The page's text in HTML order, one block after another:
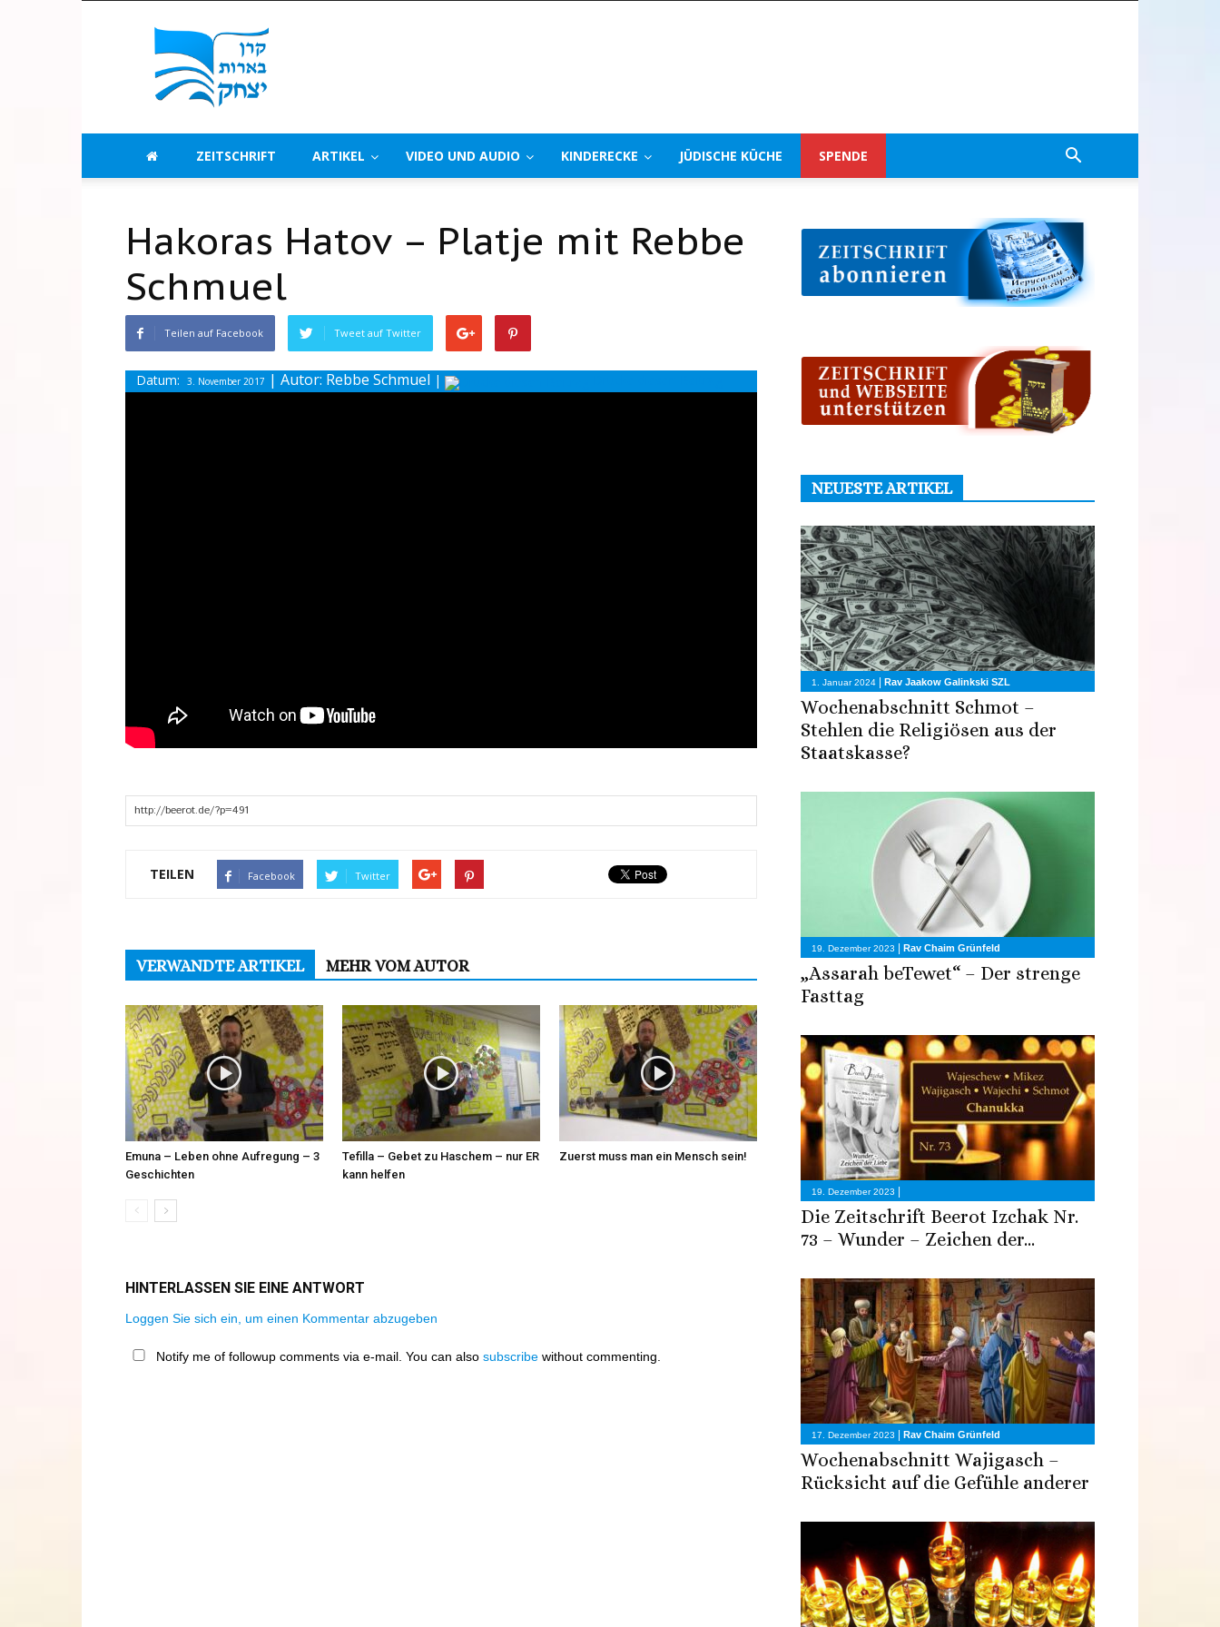
Beerot
Izchak
Deutschland
ZEITSCHRIFT ARTIKEL VIDEO UND AUDIO KINDERECKE JÜDISCHE KÜCHE SPENDE
Hakoras Hatov – Platje mit Rebbe
Schmuel
Teilen auf Facebook Tweet auf Twitter
Datum: 3. November 2017 | Autor: Rebbe Schmuel |
TEILEN Facebook Twitter
VERWANDTE ARTIKEL MEHR VOM AUTOR
Emuna – Leben ohne Aufregung – 3
Geschichten
Tefilla – Gebet zu Haschem – nur ER
kann helfen
Zuerst muss man ein Mensch sein!
HINTERLASSEN SIE EINE ANTWORT
Loggen Sie sich ein, um einen Kommentar abzugeben
Notify me of followup comments via e-mail. You can also subscribe without commenting.
NEUESTE ARTIKEL
1. Januar 2024 | Rav Jaakow Galinkski SZL
Wochenabschnitt Schmot –
Stehlen die Religiösen aus der
Staatskasse?
19. Dezember 2023 | Rav Chaim Grünfeld
„Assarah beTewet“ – Der strenge
Fasttag
19. Dezember 2023 |
Die Zeitschrift Beerot Izchak Nr.
73 – Wunder – Zeichen der...
17. Dezember 2023 | Rav Chaim Grünfeld
Wochenabschnitt Wajigasch –
Rücksicht auf die Gefühle anderer